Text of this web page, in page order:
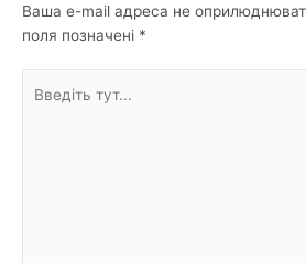
Ваша e-mail адреса не
поля позначені *
тут...